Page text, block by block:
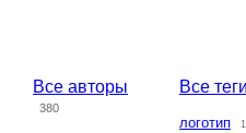
Все авторы
380
Все теги
логотип